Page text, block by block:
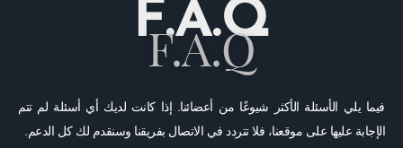
F.A.Q
F.A.Q
فيما يلي الأسئلة الأكثر شيوعًا من أعضائنا. إذا كانت لديك أي أسئلة لم تتم
الإجابة عليها على موقعنا، فلا تتردد في الاتصال بفريقنا وسنقدم لك كل الدعم.